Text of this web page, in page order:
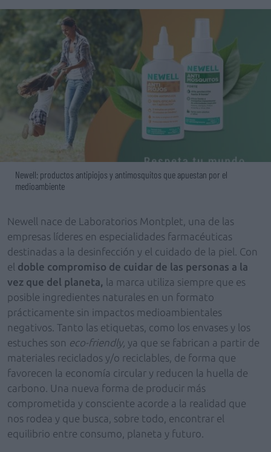
Newell: productos antipiojos y antimosquitos que apuestan por el
medioambiente
Newell nace de Laboratorios Montplet, una de las
empresas líderes en especialidades farmacéuticas
destinadas a la desinfección y el cuidado de la piel. Con
el doble compromiso de cuidar de las personas a la
vez que del planeta, la marca utiliza siempre que es
posible ingredientes naturales en un formato
prácticamente sin impactos medioambientales
negativos. Tanto las etiquetas, como los envases y los
estuches son eco-friendly, ya que se fabrican a partir de
materiales reciclados y/o reciclables, de forma que
favorecen la economía circular y reducen la huella de
carbono. Una nueva forma de producir más
comprometida y consciente acorde a la realidad que
nos rodea y que busca, sobre todo, encontrar el
equilibrio entre consumo, planeta y futuro.